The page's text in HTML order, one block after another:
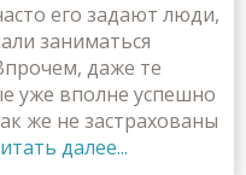
его задают люди,
заниматься
даже те
уже вполне успешно
же не застрахованы
далее...